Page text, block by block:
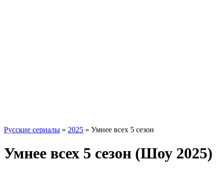
Русские сериалы » 2025 » Умнее всех 5 сезон
Умнее всех 5 сезон (Шоу 2025)